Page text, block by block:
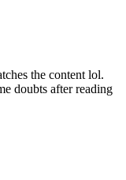
the content lol.
doubts after reading